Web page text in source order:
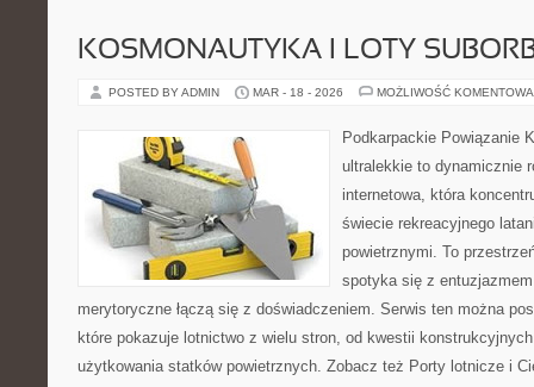
KOSMONAUTYKA I LOTY
POSTED BY ADMIN MAR - 18 - 2026 MOŻLIWOŚĆ
Podkarpackie Powiązanie
ultralekkie to dynamicznie
internetowa, która
świecie rekreacyjnego
powietrznymi. To
spotyka się z
merytoryczne łączą się z doświadczeniem. Serwis ten można
które pokazuje lotnictwo z wielu stron, od kwestii
użytkowania statków powietrznych. Zobacz też Porty lotnicze i